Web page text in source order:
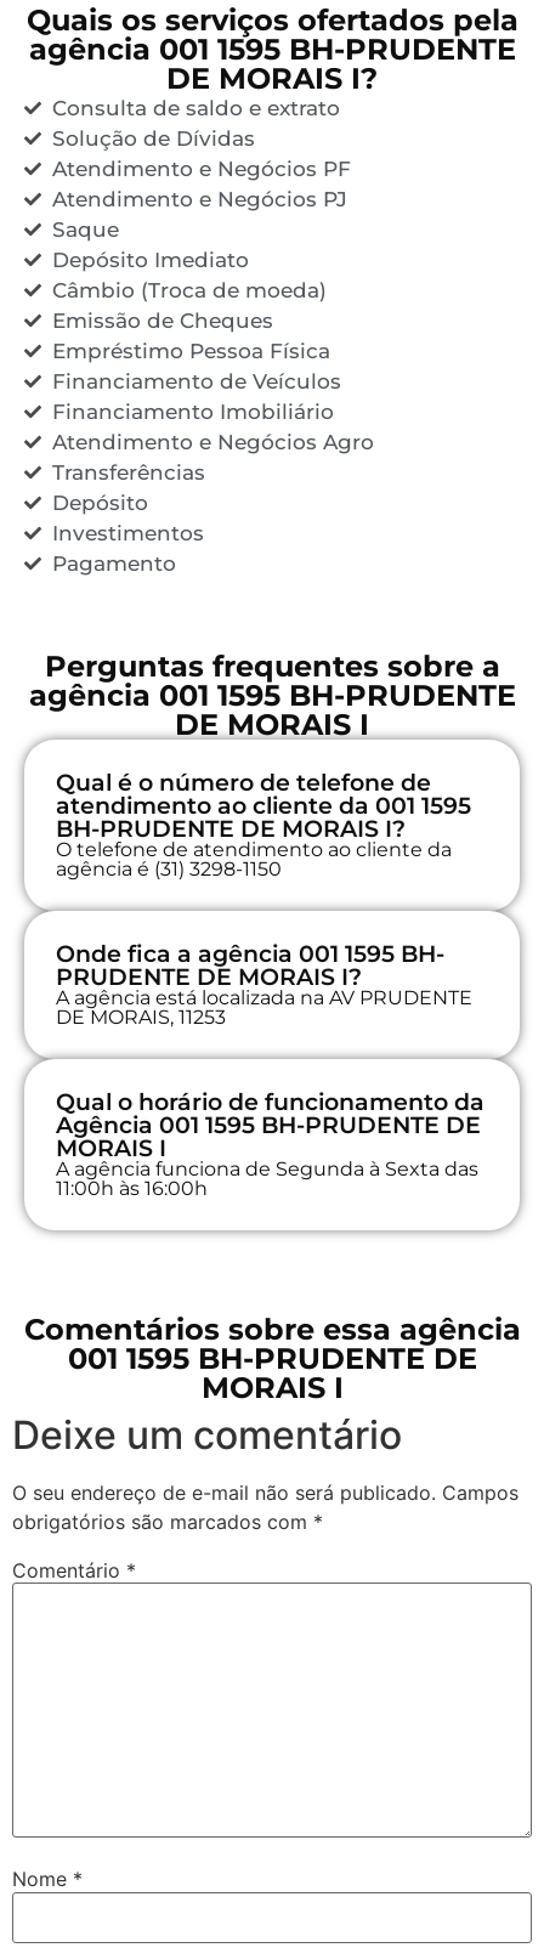
Quais os serviços ofertados pela
agência 001 1595 BH-PRUDENTE
DE MORAIS I?
Consulta de saldo e extrato
Solução de Dívidas
Atendimento e Negócios PF
Atendimento e Negócios PJ
Saque
Depósito Imediato
Câmbio (Troca de moeda)
Emissão de Cheques
Empréstimo Pessoa Física
Financiamento de Veículos
Financiamento Imobiliário
Atendimento e Negócios Agro
Transferências
Depósito
Investimentos
Pagamento
Perguntas frequentes sobre a
agência 001 1595 BH-PRUDENTE
DE MORAIS I
Qual é o número de telefone de
atendimento ao cliente da 001 1595
BH-PRUDENTE DE MORAIS I?
O telefone de atendimento ao cliente da
agência é (31) 3298-1150
Onde fica a agência 001 1595 BH-
PRUDENTE DE MORAIS I?
A agência está localizada na AV PRUDENTE
DE MORAIS, 11253
Qual o horário de funcionamento da
Agência 001 1595 BH-PRUDENTE DE
MORAIS I
A agência funciona de Segunda à Sexta das
11:00h às 16:00h
Comentários sobre essa agência
001 1595 BH-PRUDENTE DE
MORAIS I
Deixe um comentário
O seu endereço de e-mail não será publicado. Campos
obrigatórios são marcados com *
Comentário *
Nome *